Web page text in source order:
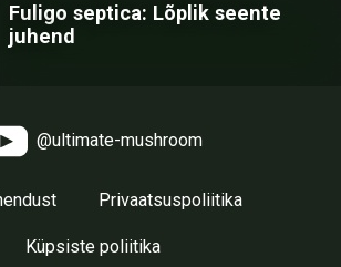
Fuligo septica: Lõplik seente
juhend
@ultimate-mushroom
Privaatsuspoliitika
Küpsiste poliitika